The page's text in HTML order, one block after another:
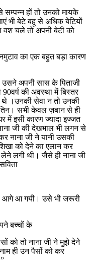
सम्पन्न हों तो उनको मायके
भी बेटे बहू से अधिक बेटियों
वश चले तो अपनी बेटी को
का एक बहुत बड़ा कारण
अपनी सास के पिताजी
की अवस्था में बिस्तर
थे ।उनकी सेवा न तो उनकी
सभी केवल ज़बान से ही
में इसी कारण ज्यादा इज्जत
जी की देखभाल भी लगन से
नाना जी ने यानी उसकी
को देने का एलान कर
लगी थी। जैसे ही नाना जी
आगे आ गयी। उसे भी जरूरी
बच्चों के
को तो नाना जी ने मुझे देने
ही उन पैसों को कर